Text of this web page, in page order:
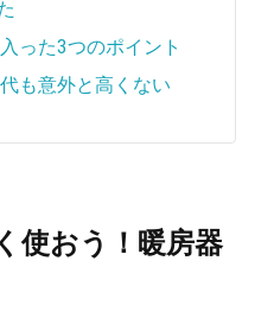
った3つのポイント
も意外と高くない
使おう！暖房器